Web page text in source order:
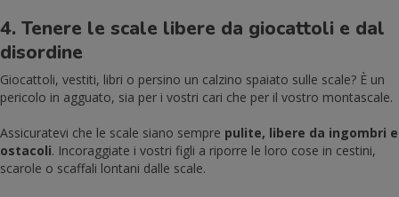
4. Tenere le scale libere da giocattoli e dal
disordine
Giocattoli, vestiti, libri o persino un calzino spaiato sulle scale? È un
pericolo in agguato, sia per i vostri cari che per il vostro montascale.
Assicuratevi che le scale siano sempre pulite, libere da ingombri e
ostacoli. Incoraggiate i vostri figli a riporre le loro cose in cestini,
scarole o scaffali lontani dalle scale.